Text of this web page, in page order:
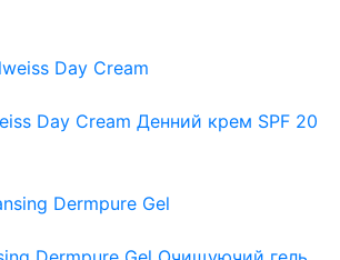
Day Cream Денний крем SPF 20